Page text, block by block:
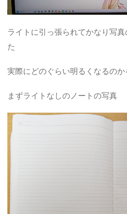
ライトに引っ張られてかなり写
た
実際にどのぐらい明るくなるの
まずライトなしのノートの写真